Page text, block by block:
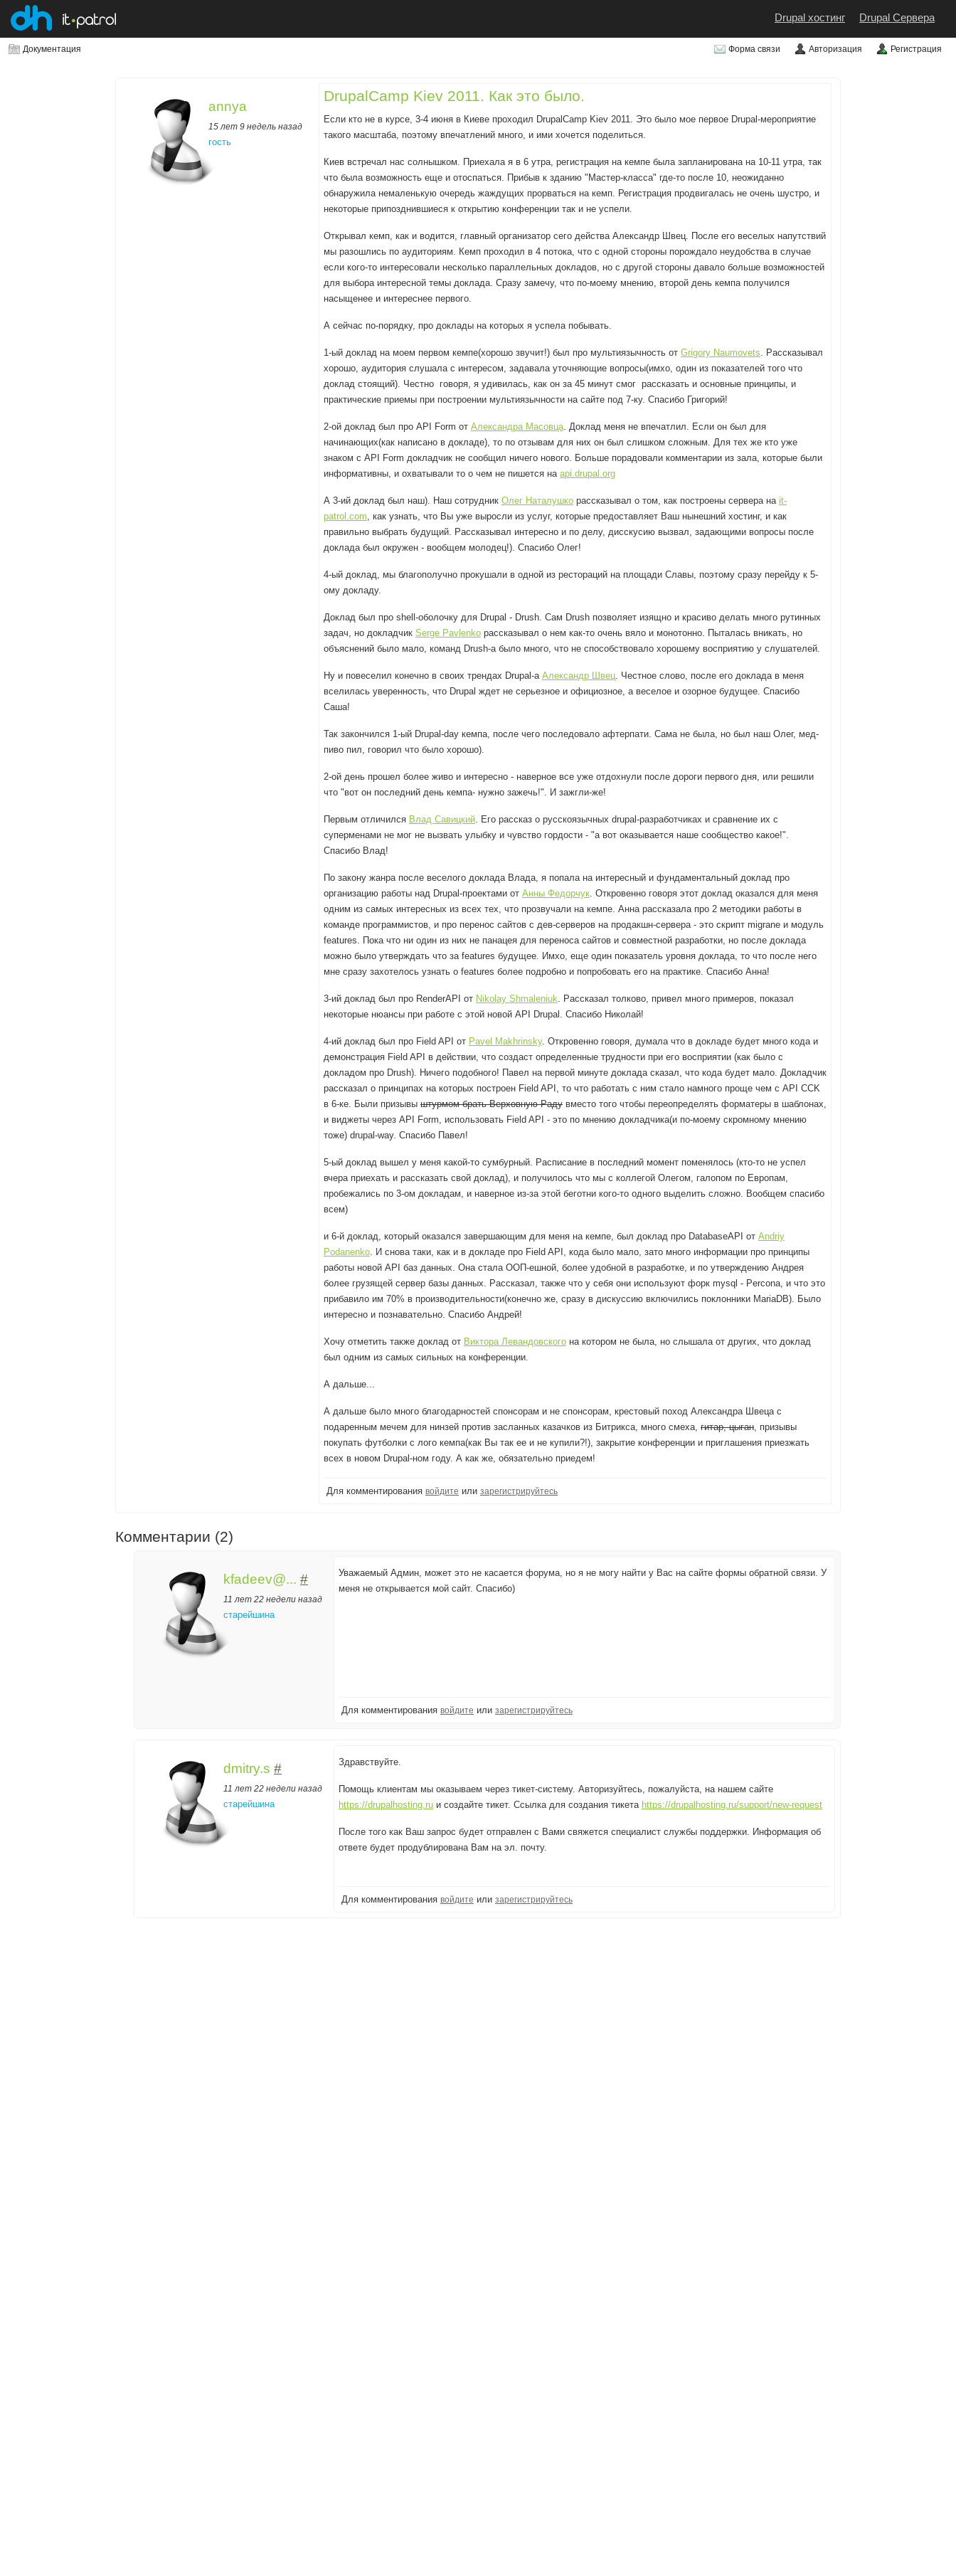
Drupal хостинг Drupal Сервера
Документация Форма связи Авторизация Регистрация
annya
15 лет 9 недель назад
гость
DrupalCamp Kiev 2011. Как это было.
Если кто не в курсе, 3-4 июня в Киеве проходил DrupalCamp Kiev 2011. Это было мое первое Drupal-мероприятие
такого масштаба, поэтому впечатлений много, и ими хочется поделиться.
Киев встречал нас солнышком. Приехала я в 6 утра, регистрация на кемпе была запланирована на 10-11 утра, так
что была возможность еще и отоспаться. Прибыв к зданию "Мастер-класса" где-то после 10, неожиданно
обнаружила немаленькую очередь жаждущих прорваться на кемп. Регистрация продвигалась не очень шустро, и
некоторые припозднившиеся к открытию конференции так и не успели.
Открывал кемп, как и водится, главный организатор сего действа Александр Швец. После его веселых напутствий
мы разошлись по аудиториям. Кемп проходил в 4 потока, что с одной стороны порождало неудобства в случае
если кого-то интересовали несколько параллельных докладов, но с другой стороны давало больше возможностей
для выбора интересной темы доклада. Сразу замечу, что по-моему мнению, второй день кемпа получился
насыщенее и интереснее первого.
А сейчас по-порядку, про доклады на которых я успела побывать.
1-ый доклад на моем первом кемпе(хорошо звучит!) был про мультиязычность от Grigory Naumovets. Рассказывал
хорошо, аудитория слушала с интересом, задавала уточняющие вопросы(имхо, один из показателей того что
доклад стоящий). Честно говоря, я удивилась, как он за 45 минут смог рассказать и основные принципы, и
практические приемы при построении мультиязычности на сайте под 7-ку. Спасибо Григорий!
2-ой доклад был про API Form от Александра Масовца. Доклад меня не впечатлил. Если он был для
начинающих(как написано в докладе), то по отзывам для них он был слишком сложным. Для тех же кто уже
знаком с API Form докладчик не сообщил ничего нового. Больше порадовали комментарии из зала, которые были
информативны, и охватывали то о чем не пишется на api.drupal.org
А 3-ий доклад был наш). Наш сотрудник Олег Наталушко рассказывал о том, как построены сервера на it-
patrol.com, как узнать, что Вы уже выросли из услуг, которые предоставляет Ваш нынешний хостинг, и как
правильно выбрать будущий. Рассказывал интересно и по делу, дисскусию вызвал, задающими вопросы после
доклада был окружен - вообщем молодец!). Спасибо Олег!
4-ый доклад, мы благополучно прокушали в одной из рестораций на площади Славы, поэтому сразу перейду к 5-
ому докладу.
Доклад был про shell-оболочку для Drupal - Drush. Сам Drush позволяет изящно и красиво делать много рутинных
задач, но докладчик Serge Pavlenko рассказывал о нем как-то очень вяло и монотонно. Пыталась вникать, но
объяснений было мало, команд Drush-а было много, что не способствовало хорошему восприятию у слушателей.
Ну и повеселил конечно в своих трендах Drupal-а Александр Швец. Честное слово, после его доклада в меня
вселилась уверенность, что Drupal ждет не серьезное и официозное, а веселое и озорное будущее. Спасибо
Саша!
Так закончился 1-ый Drupal-day кемпа, после чего последовало афтерпати. Сама не была, но был наш Олег, мед-
пиво пил, говорил что было хорошо).
2-ой день прошел более живо и интересно - наверное все уже отдохнули после дороги первого дня, или решили
что "вот он последний день кемпа- нужно зажечь!". И зажгли-же!
Первым отличился Влад Савицкий. Его рассказ о русскоязычных drupal-разработчиках и сравнение их с
суперменами не мог не вызвать улыбку и чувство гордости - "а вот оказывается наше сообщество какое!".
Спасибо Влад!
По закону жанра после веселого доклада Влада, я попала на интересный и фундаментальный доклад про
организацию работы над Drupal-проектами от Анны Федорчук. Откровенно говоря этот доклад оказался для меня
одним из самых интересных из всех тех, что прозвучали на кемпе. Анна рассказала про 2 методики работы в
команде программистов, и про перенос сайтов с дев-серверов на продакшн-сервера - это скрипт migrane и модуль
features. Пока что ни один из них не панацея для переноса сайтов и совместной разработки, но после доклада
можно было утверждать что за features будущее. Имхо, еще один показатель уровня доклада, то что после него
мне сразу захотелось узнать о features более подробно и попробовать его на практике. Спасибо Анна!
3-ий доклад был про RenderAPI от Nikolay Shmaleniuk. Рассказал толково, привел много примеров, показал
некоторые нюансы при работе с этой новой API Drupal. Спасибо Николай!
4-ий доклад был про Field API от Pavel Makhrinsky. Откровенно говоря, думала что в докладе будет много кода и
демонстрация Field API в действии, что создаст определенные трудности при его восприятии (как было с
докладом про Drush). Ничего подобного! Павел на первой минуте доклада сказал, что кода будет мало. Докладчик
рассказал о принципах на которых построен Field API, то что работать с ним стало намного проще чем с API CCK
в 6-ке. Были призывы штурмом брать Верховную Раду вместо того чтобы переопределять форматеры в шаблонах,
и виджеты через API Form, использовать Field API - это по мнению докладчика(и по-моему скромному мнению
тоже) drupal-way. Спасибо Павел!
5-ый доклад вышел у меня какой-то сумбурный. Расписание в последний момент поменялось (кто-то не успел
вчера приехать и рассказать свой доклад), и получилось что мы с коллегой Олегом, галопом по Европам,
пробежались по 3-ом докладам, и наверное из-за этой беготни кого-то одного выделить сложно. Вообщем спасибо
всем)
и 6-й доклад, который оказался завершающим для меня на кемпе, был доклад про DatabaseAPI от Andriy
Podanenko. И снова таки, как и в докладе про Field API, кода было мало, зато много информации про принципы
работы новой API баз данных. Она стала ООП-ешной, более удобной в разработке, и по утверждению Андрея
более грузящей сервер базы данных. Рассказал, также что у себя они используют форк mysql - Percona, и что это
прибавило им 70% в производительности(конечно же, сразу в дискуссию включились поклонники MariaDB). Было
интересно и познавательно. Спасибо Андрей!
Хочу отметить также доклад от Виктора Левандовского на котором не была, но слышала от других, что доклад
был одним из самых сильных на конференции.
А дальше...
А дальше было много благодарностей спонсорам и не спонсорам, крестовый поход Александра Швеца с
подаренным мечем для нинзей против засланных казачков из Битрикса, много смеха, гитар, цыган, призывы
покупать футболки с лого кемпа(как Вы так ее и не купили?!), закрытие конференции и приглашения приезжать
всех в новом Drupal-ном году. А как же, обязательно приедем!
Для комментирования войдите или зарегистрируйтесь
Комментарии (2)
kfadeev@... #
11 лет 22 недели назад
старейшина
Уважаемый Админ, может это не касается форума, но я не могу найти у Вас на сайте формы обратной связи. У
меня не открывается мой сайт. Спасибо)
Для комментирования войдите или зарегистрируйтесь
dmitry.s #
11 лет 22 недели назад
старейшина
Здравствуйте.
Помощь клиентам мы оказываем через тикет-систему. Авторизуйтесь, пожалуйста, на нашем сайте
https://drupalhosting.ru и создайте тикет. Ссылка для создания тикета https://drupalhosting.ru/support/new-request
После того как Ваш запрос будет отправлен с Вами свяжется специалист службы поддержки. Информация об
ответе будет продублирована Вам на эл. почту.
Для комментирования войдите или зарегистрируйтесь